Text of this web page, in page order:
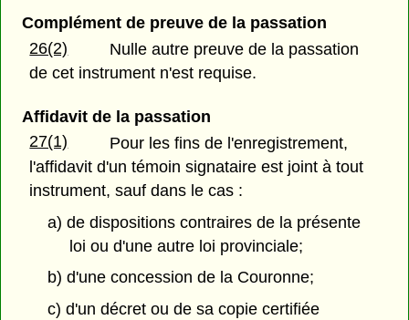
Complément de preuve de la passation
26(2)
Nulle autre preuve de la passation
de cet instrument n'est requise.
Affidavit de la passation
27(1)
Pour les fins de l'enregistrement,
l'affidavit d'un témoin signataire est joint à tout
instrument, sauf dans le cas :
a) de dispositions contraires de la présente
loi ou d'une autre loi provinciale;
b) d'une concession de la Couronne;
c) d'un décret ou de sa copie certifiée